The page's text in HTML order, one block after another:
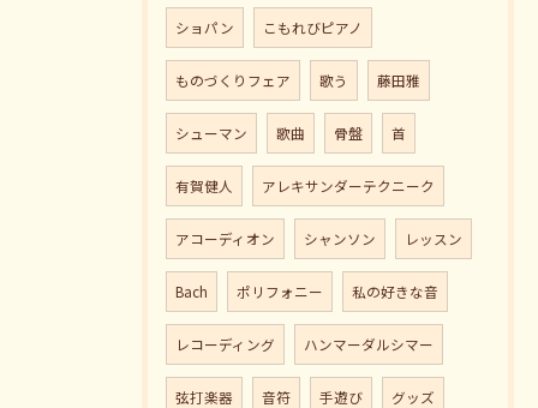
ショパン こもれびピアノ
ものづくりフェア 歌う 藤田雅
シューマン 歌曲 骨盤 首
有賀健人 アレキサンダーテクニーク
アコーディオン シャンソン レッスン
Bach ポリフォニー 私の好きな音
レコーディング ハンマーダルシマー
弦打楽器 音符 手遊び グッズ